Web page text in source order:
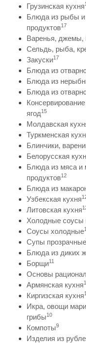
Грузинская кухня
Блюда из рыбы и
продуктов17
Варенья, джемы,
Сельдь, рыба,
Закуски17
Блюда из
Блюда из
Блюда из
ягод15
Молдавская
Туркменская
Блинчики,
Белорусская
Блюда из мяса и
продуктов12
Блюда из
Узбекская кухня
Литовская кухня
Холодные соусы
Соусы холодные
Супы прозрачные
Блюда из диких
Борщи11
Основы
Армянская кухня
Киргизская кухня
Икра, овощи
грибы10
Компоты9
Изделия из